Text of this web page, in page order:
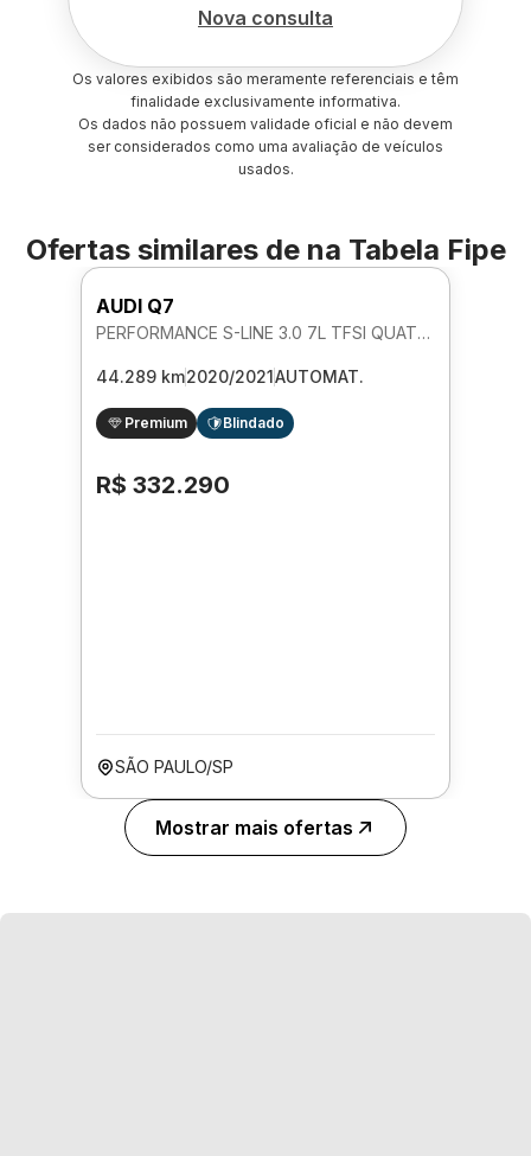
Nova consulta
Os valores exibidos são meramente referenciais e têm
finalidade exclusivamente informativa.
Os dados não possuem validade oficial e não devem
ser considerados como uma avaliação de veículos
usados.
Ofertas similares de na Tabela Fipe
AUDI Q7
PERFORMANCE S-LINE 3.0 7L TFSI QUATTRO AUTOMATICO
44.289 km2020/2021AUTOMAT.
Premium Blindado
R$ 332.290
SÃO PAULO/SP
Mostrar mais ofertas